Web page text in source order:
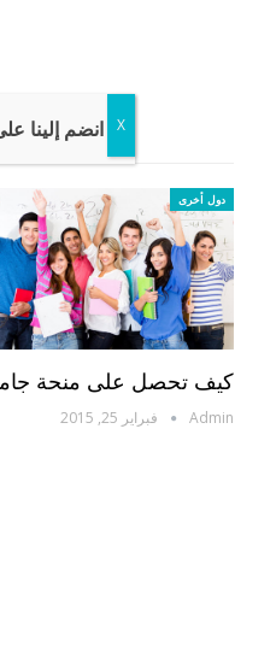
دول أخرى
كيف تحصل على منحة
Admin فبراير 25, 2015
انضم إلينا